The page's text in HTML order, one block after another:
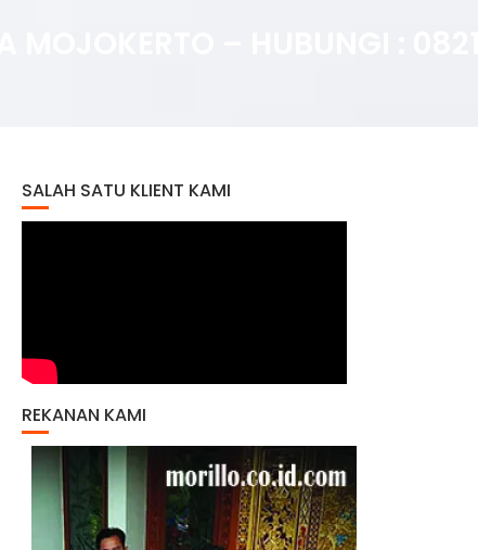
SALAH SATU KLIENT KAMI
REKANAN KAMI